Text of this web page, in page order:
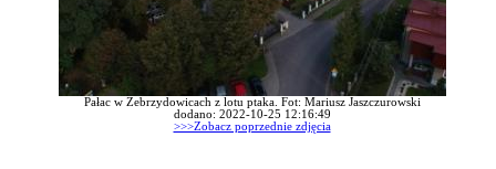
Pałac w Zebrzydowicach z lotu ptaka. Fot: Mariusz Jaszczurowski
dodano: 2022-10-25 12:16:49
>>>Zobacz poprzednie zdjęcia